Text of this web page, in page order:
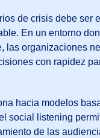
de crisis debe ser
En un entorno
las organizaciones
con rapidez
hacia modelos
social listening
de las